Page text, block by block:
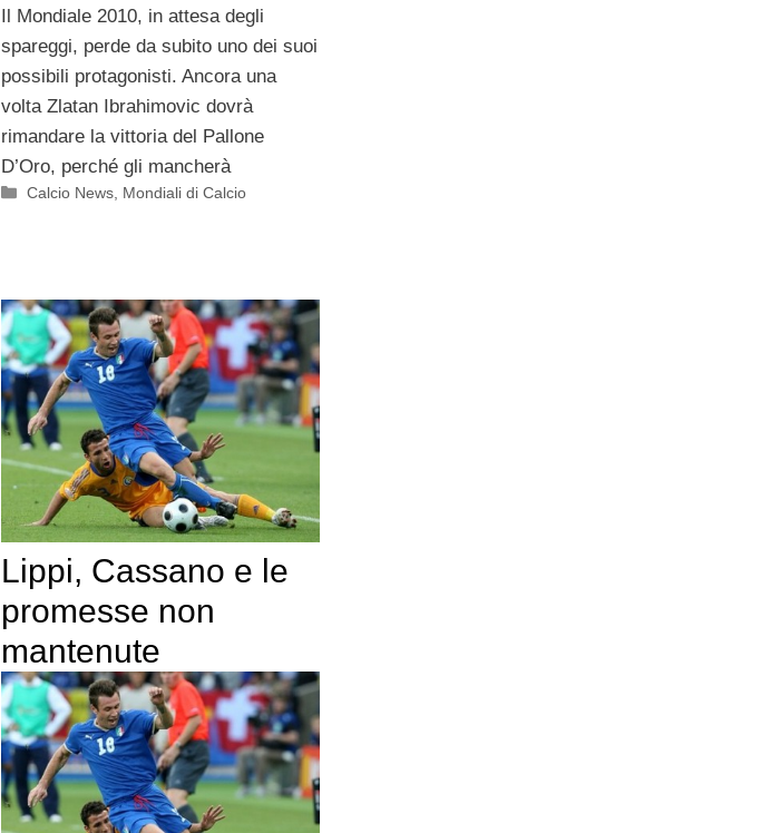
Il Mondiale 2010, in attesa degli
spareggi, perde da subito uno dei suoi
possibili protagonisti. Ancora una
volta Zlatan Ibrahimovic dovrà
rimandare la vittoria del Pallone
D’Oro, perché gli mancherà
Categorie
Calcio News Mondiali di Calcio
Lippi, Cassano e le
promesse non
mantenute